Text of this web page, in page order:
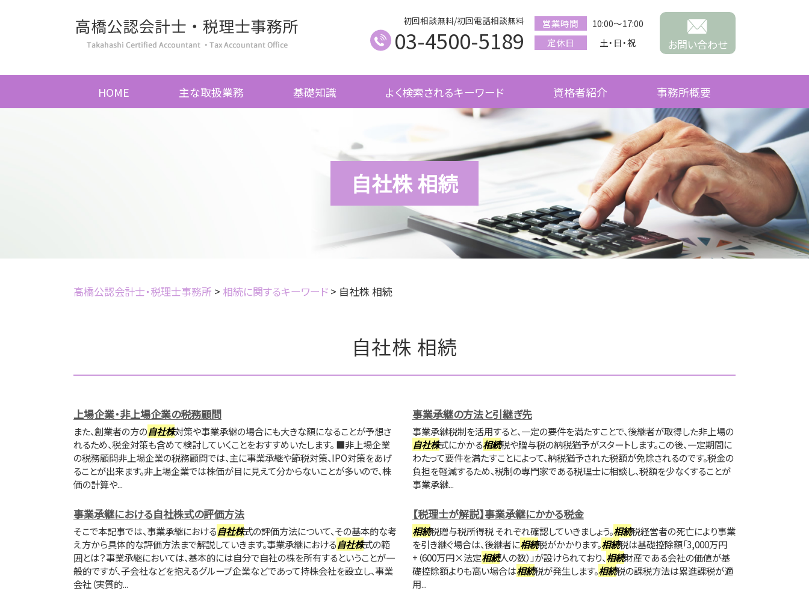
自社株 相続
初回相談無料/初回電話相談無料
03-4500-5189
営業時間
10:00～17:00
定休日
土・日・祝 お問い合わせ
HOME 主な取扱業務 基礎知識 よく検索されるキーワード 資格者紹介 事務所概要
高橋公認会計士・税理士事務所 > 相続に関するキーワード > 自社株 相続
自社株 相続
上場企業・非上場企業の税務顧問
また、創業者の方の自社株対策や事業承継の場合にも大きな額になることが予想さ
れるため、税金対策も含めて検討していくことをおすすめいたします。 ■非上場企業
の税務顧問非上場企業の税務顧問では、主に事業承継や節税対策、IPO対策をあげ
ることが出来ます。非上場企業では株価が目に見えて分からないことが多いので、株
価の計算や...
事業承継の方法と引継ぎ先
事業承継税制を活用すると、一定の要件を満たすことで、後継者が取得した非上場の
自社株式にかかる相続税や贈与税の納税猶予がスタートします。この後、一定期間に
わたって要件を満たすことによって、納税猶予された税額が免除されるのです。税金の
負担を軽減するため、税制の専門家である税理士に相談し、税額を少なくすることが
事業承継...
事業承継における自社株式の評価方法
そこで本記事では、事業承継における自社株式の評価方法について、その基本的な考
え方から具体的な評価方法まで解説していきます。事業承継における自社株式の範
囲とは？事業承継においては、基本的には自分で自社の株を所有するということが一
般的ですが、子会社などを抱えるグループ企業などであって持株会社を設立し、事業
会社（実質的...
【税理士が解説】事業承継にかかる税金
相続税贈与税所得税 それぞれ確認していきましょう。相続税経営者の死亡により事業
を引き継ぐ場合は、後継者に相続税がかかります。相続税は基礎控除額「3,000万円
+（600万円×法定相続人の数）」が設けられており、相続財産である会社の価値が基
礎控除額よりも高い場合は相続税が発生します。相続税の課税方法は累進課税が適
用...